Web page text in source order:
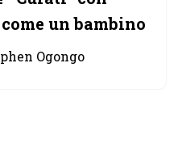
un bambino
Ogongo